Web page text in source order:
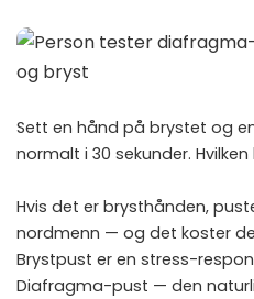
Sett en hånd på brystet og
normalt i 30 sekunder.
Hvis det er brysthånden,
nordmenn — og det koster
Brystpust er en stress-
Diafragma-pust — den